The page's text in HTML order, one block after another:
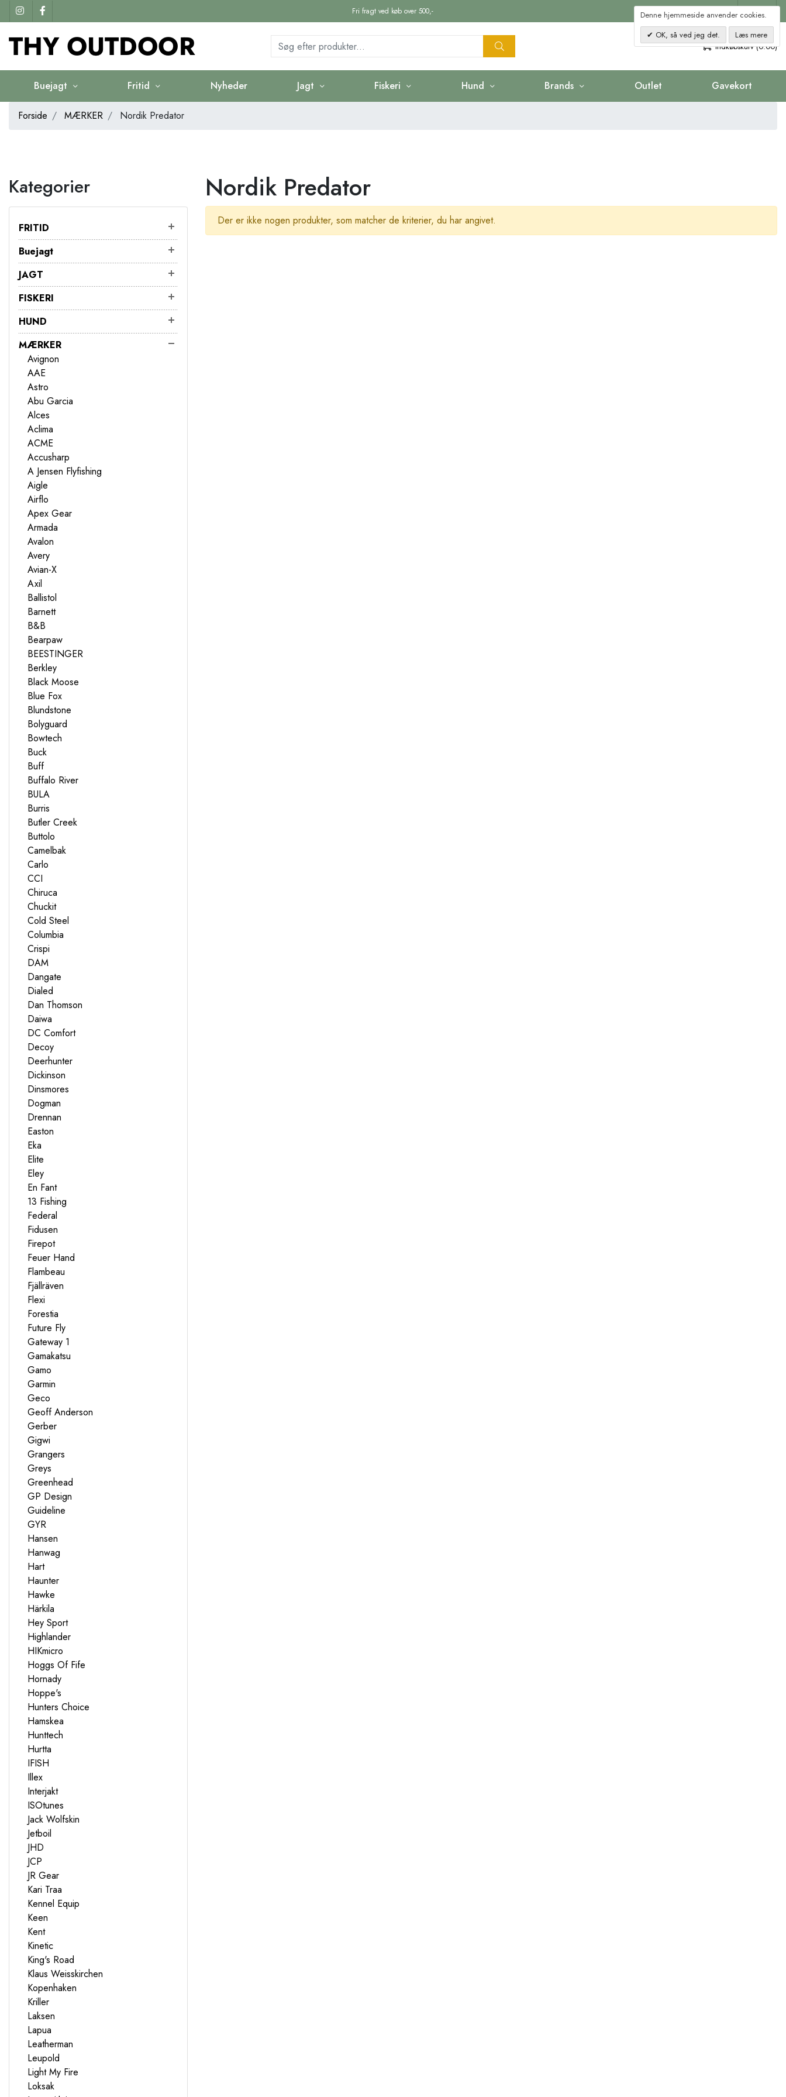
Fri fragt ved køb over 500,- Kontakt
0
Indkøbskurv (0.00)
Buejagt Fritid Nyheder Jagt Fiskeri Hund Brands Outlet Gavekort
Forside MÆRKER Nordik Predator
Kategorier
FRITID
Buejagt
JAGT
FISKERI
HUND
MÆRKER
Avignon
AAE
Astro
Abu Garcia
Alces
Aclima
ACME
Accusharp
A Jensen Flyfishing
Aigle
Airflo
Apex Gear
Armada
Avalon
Avery
Avian-X
Axil
Ballistol
Barnett
B&B
Bearpaw
BEESTINGER
Berkley
Black Moose
Blue Fox
Blundstone
Bolyguard
Bowtech
Buck
Buff
Buffalo River
BULA
Burris
Butler Creek
Buttolo
Camelbak
Carlo
CCI
Chiruca
Chuckit
Cold Steel
Columbia
Crispi
DAM
Dangate
Dialed
Dan Thomson
Daiwa
DC Comfort
Decoy
Deerhunter
Dickinson
Dinsmores
Dogman
Drennan
Easton
Eka
Elite
Eley
En Fant
13 Fishing
Federal
Fidusen
Firepot
Feuer Hand
Flambeau
Fjällräven
Flexi
Forestia
Future Fly
Gateway 1
Gamakatsu
Gamo
Garmin
Geco
Geoff Anderson
Gerber
Gigwi
Grangers
Greys
Greenhead
GP Design
Guideline
GYR
Hansen
Hanwag
Hart
Haunter
Hawke
Härkila
Hey Sport
Highlander
HIKmicro
Hoggs Of Fife
Hornady
Hoppe's
Hunters Choice
Hamskea
Hunttech
Hurtta
IFISH
Illex
Interjakt
ISOtunes
Jack Wolfskin
Jetboil
JHD
JCP
JR Gear
Kari Traa
Kennel Equip
Keen
Kent
Kinetic
King's Road
Klaus Weisskirchen
Kopenhaken
Kriller
Laksen
Lapua
Leatherman
Leupold
Light My Fire
Loksak
Nordik Predator
Der er ikke nogen produkter, som matcher de kriterier, du har angivet.
Denne hjemmeside anvender cookies.
OK, så ved jeg det.
Læs mere